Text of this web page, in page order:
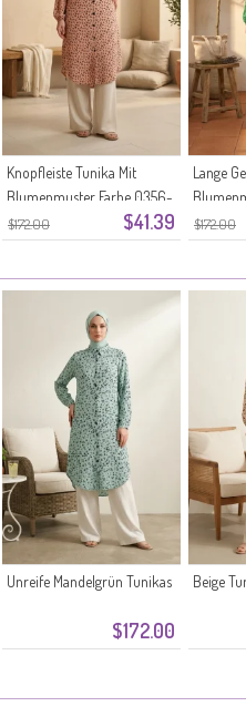
$172.00 $41.39
Knopfleiste Tunika Mit
Blumenmuster Farbe 0356-
02 Lachs
$172.00
Lange
Grün
$172.00
Unreife Mandelgrün Tunikas Beige